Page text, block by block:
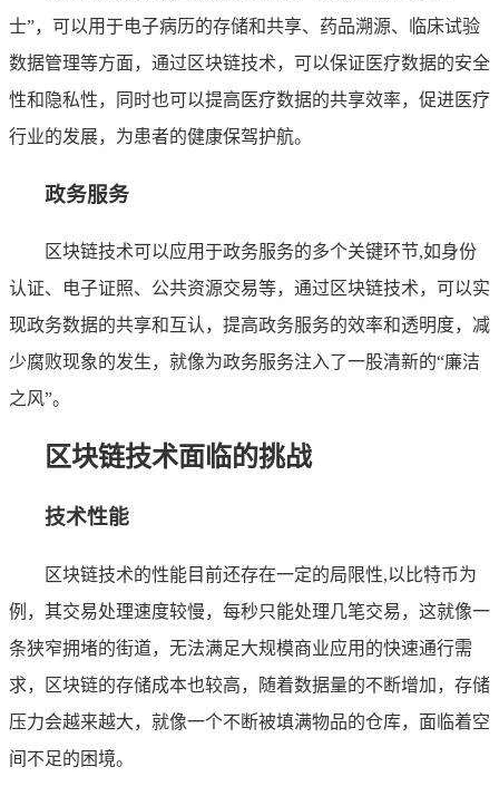
士”，可以用于电子病历的存储和共享、药品溯源、临床试验
数据管理等方面，通过区块链技术，可以保证医疗数据的安全
性和隐私性，同时也可以提高医疗数据的共享效率，促进医疗
行业的发展，为患者的健康保驾护航。
政务服务
区块链技术可以应用于政务服务的多个关键环节,如身份
认证、电子证照、公共资源交易等，通过区块链技术，可以实
现政务数据的共享和互认，提高政务服务的效率和透明度，减
少腐败现象的发生，就像为政务服务注入了一股清新的“廉洁
之风”。
区块链技术面临的挑战
技术性能
区块链技术的性能目前还存在一定的局限性,以比特币为
例，其交易处理速度较慢，每秒只能处理几笔交易，这就像一
条狭窄拥堵的街道，无法满足大规模商业应用的快速通行需
求，区块链的存储成本也较高，随着数据量的不断增加，存储
压力会越来越大，就像一个不断被填满物品的仓库，面临着空
间不足的困境。